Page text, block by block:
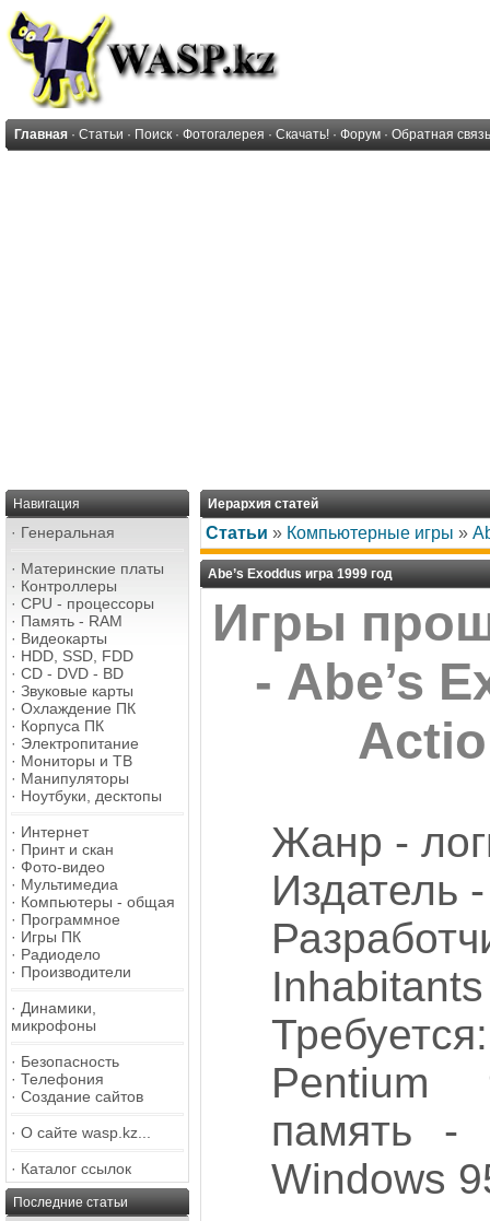
Главная · Статьи · Поиск · Фотогалерея · Скачать! · Форум · Обратная связь
Навигация
· Генеральная
· Материнские платы
· Контроллеры
· CPU - процессоры
· Память - RAM
· Видеокарты
· HDD, SSD, FDD
· CD - DVD - BD
· Звуковые карты
· Охлаждение ПК
· Корпуса ПК
· Электропитание
· Мониторы и ТВ
· Манипуляторы
· Ноутбуки, десктопы
· Интернет
· Принт и скан
· Фото-видео
· Мультимедиа
· Компьютеры - общая
· Программное
· Игры ПК
· Радиодело
· Производители
· Динамики,
микрофоны
· Безопасность
· Телефония
· Создание сайтов
· О сайте wasp.kz...
· Каталог ссылок
Последние статьи
Иерархия статей
Статьи » Компьютерные игры »
Abe’s Exoddus игра 1999 год
Игры
- Abe’s
Жанр -
Издатель
Pentium
память
Windows